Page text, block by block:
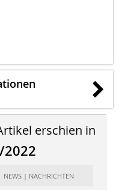
erschien in
2022
NEWS | NACHRICHTEN